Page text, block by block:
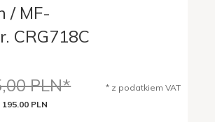
/ MF-
CRG718C
PLN*
* z podatkiem VAT
195.00 PLN